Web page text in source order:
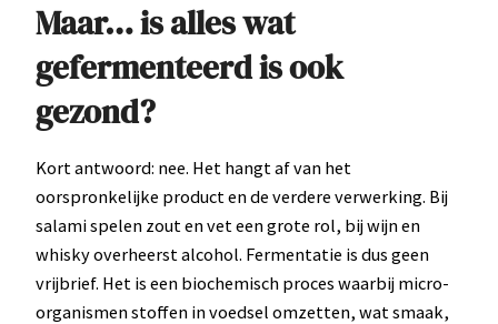
Maar… is alles wat
gefermenteerd is ook
gezond?
Kort antwoord: nee. Het hangt af van het
oorspronkelijke product en de verdere verwerking. Bij
salami spelen zout en vet een grote rol, bij wijn en
whisky overheerst alcohol. Fermentatie is dus geen
vrijbrief. Het is een biochemisch proces waarbij micro-
organismen stoffen in voedsel omzetten, wat smaak,